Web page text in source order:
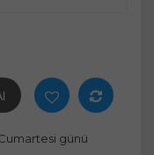
günü